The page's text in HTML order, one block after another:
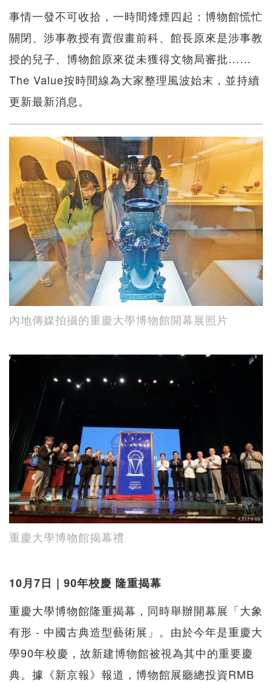
事情一發不可收拾，一時間烽煙四起：博物館慌忙
關閉、涉事教授有賣假畫前科、館長原來是涉事教
授的兒子、博物館原來從未獲得文物局審批……
The Value按時間線為大家整理風波始末，並持續
更新最新消息。
內地傳媒拍攝的重慶大學博物館開幕展照片
重慶大學博物館揭幕禮
10月7日｜90年校慶 隆重揭幕
重慶大學博物館隆重揭幕，同時舉辦開幕展「大象
有形 - 中國古典造型藝術展」。由於今年是重慶大
學90年校慶，故新建博物館被視為其中的重要慶
典。據《新京報》報道，博物館展廳總投資RMB